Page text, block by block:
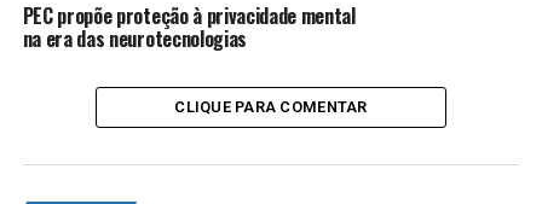
Iluminação pública
O professor Roberto da Silva iniciou sua palestra
falando sobre as inovações tecnológicas disponíveis e
como isso pode auxiliar a gestão pública. O especialista
PEC propõe proteção à privacidade mental
na era das neurotecnologias
CLIQUE PARA COMENTAR